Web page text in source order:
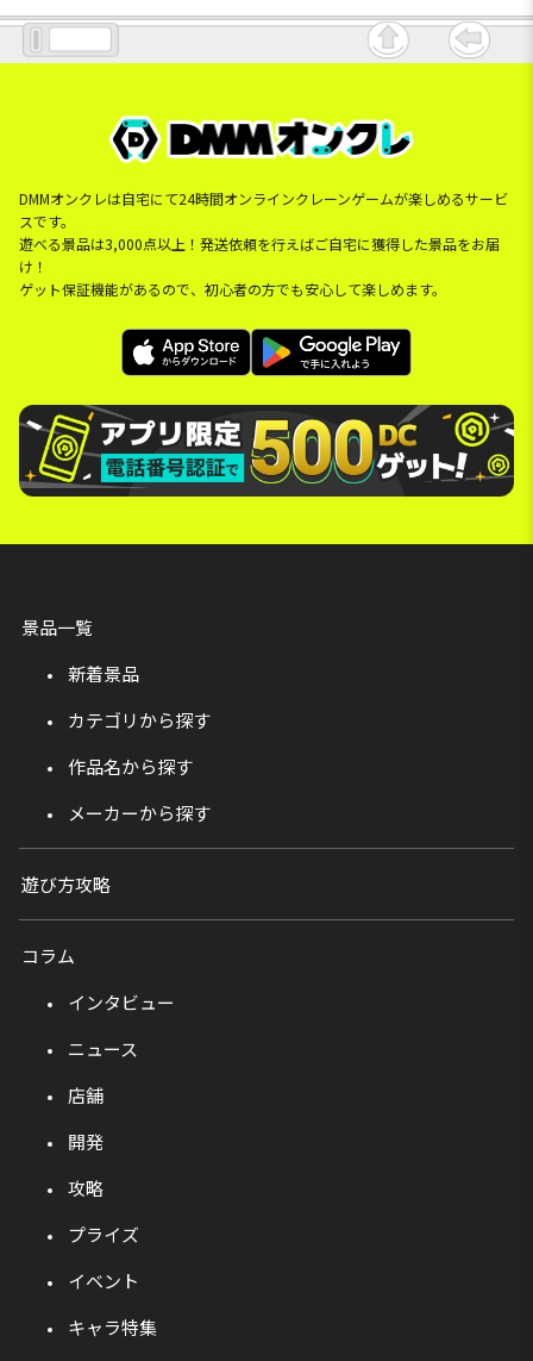
DMMオンクレは自宅にて24時間オンラインクレーンゲームが楽しめるサービ
スです。
遊べる景品は3,000点以上！発送依頼を行えばご自宅に獲得した景品をお届
け！
ゲット保証機能があるので、初心者の方でも安心して楽しめます。
景品一覧
新着景品
カテゴリから探す
作品名から探す
メーカーから探す
遊び方攻略
コラム
インタビュー
ニュース
店舗
開発
攻略
プライズ
イベント
キャラ特集